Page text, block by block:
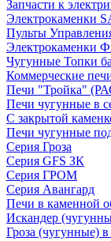
Запчасти к
Электрокаменки
Пульты
Электрокаменки
Чугунные Топки
Коммерческие
Печи "Тройка"
Печи чугунные в
С закрытой
Печи чугунные
Серия Гроза
Серия GFS ЗК
Серия ГРОМ
Серия Авангард
Печи в каменной
Искандер
Гроза (чугунные)